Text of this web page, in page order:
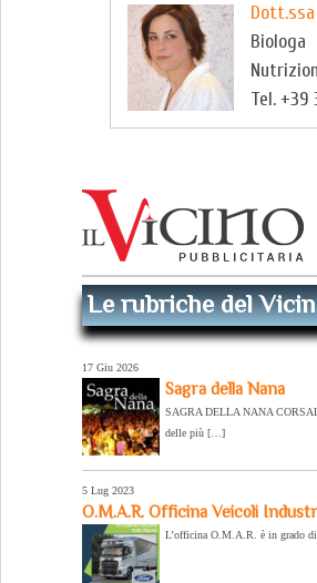
Biologa
Tel. +39
Le rubriche del
17 Giu 2026
Sagra della Nana
SAGRA DELLA NANA
delle più […]
5 Lug 2023
O.M.A.R. Officina Veicoli
L’officina O.M.A.R. è in grado